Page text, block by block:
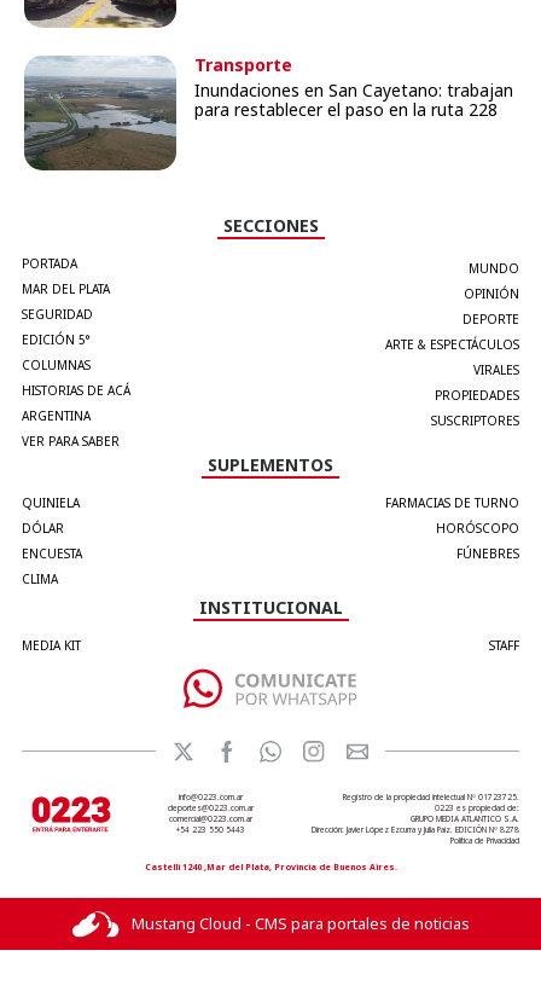
Transporte
Inundaciones en San Cayetano: trabajan
para restablecer el paso en la ruta 228
SECCIONES
PORTADA
MAR DEL PLATA
SEGURIDAD
EDICIÓN 5°
COLUMNAS
HISTORIAS DE ACÁ
ARGENTINA
VER PARA SABER
MUNDO
OPINIÓN
DEPORTE
ARTE & ESPECTÁCULOS
VIRALES
PROPIEDADES
SUSCRIPTORES
SUPLEMENTOS
QUINIELA
DÓLAR
ENCUESTA
CLIMA
FARMACIAS DE TURNO
HORÓSCOPO
FÚNEBRES
INSTITUCIONAL
MEDIA KIT STAFF
info@0223.com.ar
deportes@0223.com.ar
comercial@0223.com.ar
+54 223 550 5443
Registro de la propiedad intelectual Nº 01723725.
0223 es propiedad de:
GRUPO MEDIA ATLANTICO S.A.
Dirección: Javier López Ezcurra y Julia Paiz. EDICIÓN Nº 8278
Política de Privacidad
Castelli 1240 ,Mar del Plata, Provincia de Buenos Aires.
Mustang Cloud - CMS para portales de noticias